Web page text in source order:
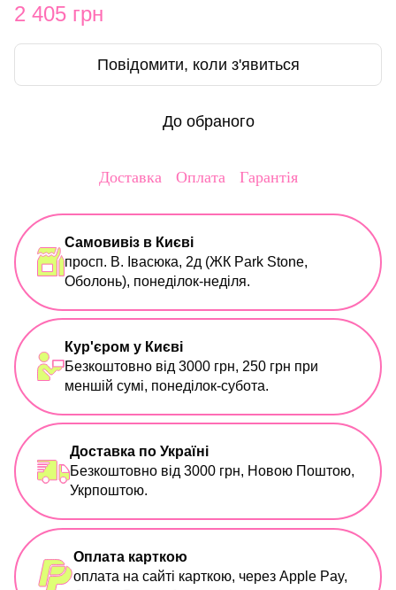
2 405 грн
Повідомити, коли з'явиться
До обраного
Доставка Оплата Гарантія
Самовивіз в Києві
просп. В. Івасюка, 2д (ЖК Park Stone,
Оболонь), понеділок-неділя.
Кур'єром у Києві
Безкоштовно від 3000 грн, 250 грн при
меншій сумі, понеділок-субота.
Доставка по Україні
Безкоштовно від 3000 грн, Новою Поштою,
Укрпоштою.
Оплата карткою
оплата на сайті карткою, через Apple Pay,